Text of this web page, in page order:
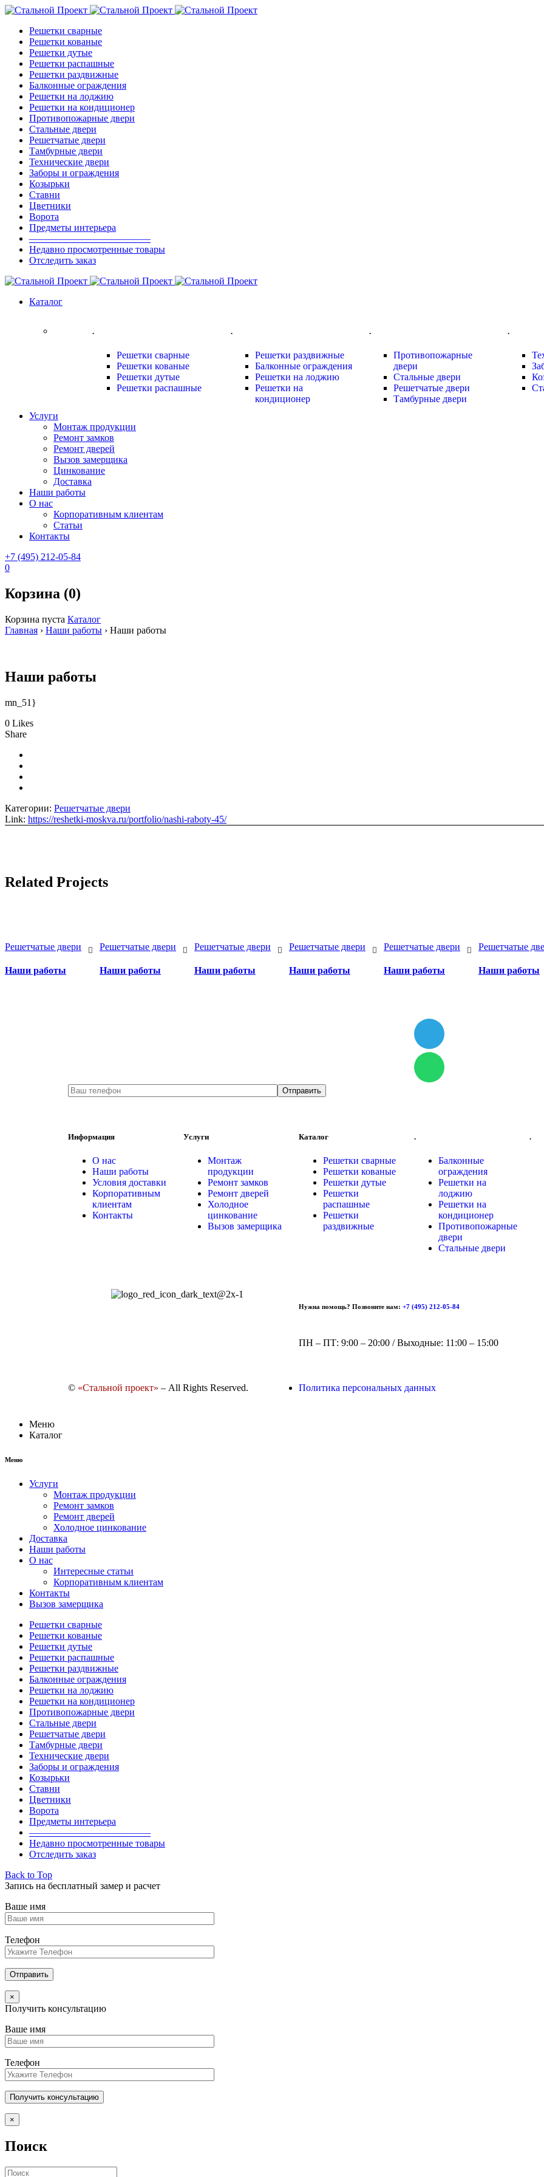
Решетки сварные
Решетки кованые
Решетки дутые
Решетки распашные
Решетки раздвижные
Балконные ограждения
Решетки на лоджию
Решетки на кондиционер
Противопожарные двери
Стальные двери
Решетчатые двери
Тамбурные двери
Технические двери
Заборы и ограждения
Козырьки
Ставни
Цветники
Ворота
Предметы интерьера
————————————–
Недавно просмотренные товары
Отследить заказ
Каталог
.
Решетки сварные
Решетки кованые
Решетки дутые
Решетки распашные
.
Решетки раздвижные
Балконные ограждения
Решетки на лоджию
Решетки на
кондиционер
.
Противопожарные
двери
Стальные двери
Решетчатые двери
Тамбурные двери
.
Услуги
Монтаж продукции
Ремонт замков
Ремонт дверей
Вызов замерщика
Цинкование
Доставка
Наши работы
О нас
Корпоративным клиентам
Статьи
Контакты
+7 (495) 212-05-84
0
Корзина (0)
Корзина пуста Каталог
Главная › Наши работы › Наши работы
Наши работы
mn_51}
0 Likes
Share
Категории: Решетчатые двери
Link: https://reshetki-moskva.ru/portfolio/nashi-raboty-45/
Related Projects
Решетчатые двери
Наши работы
Решетчатые двери
Наши работы
Решетчатые двери
Наши работы
Решетчатые двери
Наши работы
Решетчатые двери
Наши работы
Решетчатые
Наши работы
Информация
О нас
Наши работы
Условия доставки
Корпоративным
клиентам
Контакты
Услуги
Монтаж
продукции
Ремонт замков
Ремонт дверей
Холодное
цинкование
Вызов замерщика
Каталог
Решетки сварные
Решетки кованые
Решетки дутые
Решетки
распашные
Решетки
раздвижные
.
Балконные
ограждения
Решетки на
лоджию
Решетки на
кондиционер
Противопожарные
двери
Стальные двери
.
Нужна помощь? Позвоните нам: +7 (495) 212-05-84
ПН – ПТ: 9:00 – 20:00 / Выходные: 11:00 – 15:00
© «Стальной проект» – All Rights Reserved. Политика персональных данных
Меню
Каталог
Меню
Услуги
Монтаж продукции
Ремонт замков
Ремонт дверей
Холодное цинкование
Доставка
Наши работы
О нас
Интересные статьи
Корпоративным клиентам
Контакты
Вызов замерщика
Решетки сварные
Решетки кованые
Решетки дутые
Решетки распашные
Решетки раздвижные
Балконные ограждения
Решетки на лоджию
Решетки на кондиционер
Противопожарные двери
Стальные двери
Решетчатые двери
Тамбурные двери
Технические двери
Заборы и ограждения
Козырьки
Ставни
Цветники
Ворота
Предметы интерьера
————————————–
Недавно просмотренные товары
Отследить заказ
Back to Top
Запись на бесплатный замер и расчет
Ваше имя
Телефон
×
Получить консультацию
Ваше имя
Телефон
×
Поиск